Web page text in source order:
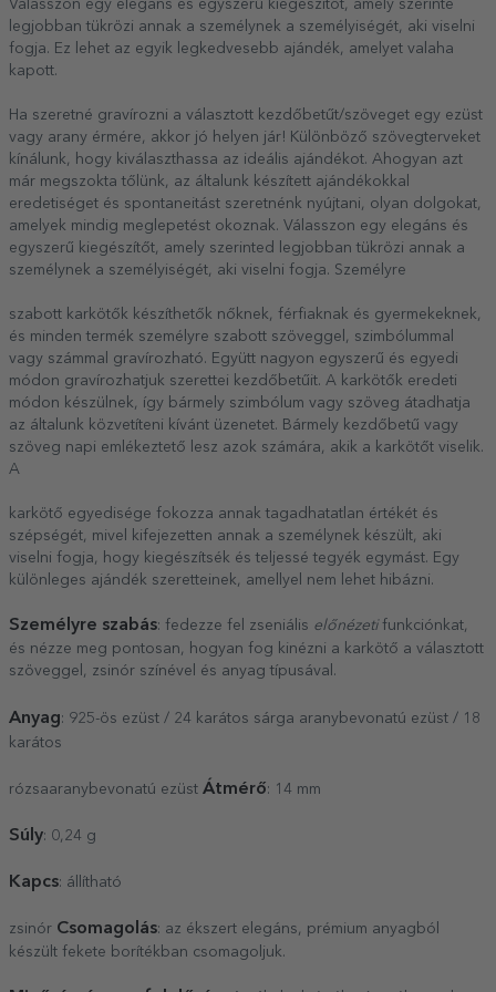
Válasszon egy elegáns és egyszerű kiegészítőt, amely szerinte
legjobban tükrözi annak a személynek a személyiségét, aki viselni
fogja. Ez lehet az egyik legkedvesebb ajándék, amelyet valaha
kapott.
Ha szeretné gravírozni a választott kezdőbetűt/szöveget egy ezüst
vagy arany érmére, akkor jó helyen jár! Különböző szövegterveket
kínálunk, hogy kiválaszthassa az ideális ajándékot. Ahogyan azt
már megszokta tőlünk, az általunk készített ajándékokkal
eredetiséget és spontaneitást szeretnénk nyújtani, olyan dolgokat,
amelyek mindig meglepetést okoznak. Válasszon egy elegáns és
egyszerű kiegészítőt, amely szerinted legjobban tükrözi annak a
személynek a személyiségét, aki viselni fogja. Személyre
szabott karkötők készíthetők nőknek, férfiaknak és gyermekeknek,
és minden termék személyre szabott szöveggel, szimbólummal
vagy számmal gravírozható. Együtt nagyon egyszerű és egyedi
módon gravírozhatjuk szerettei kezdőbetűit. A karkötők eredeti
módon készülnek, így bármely szimbólum vagy szöveg átadhatja
az általunk közvetíteni kívánt üzenetet. Bármely kezdőbetű vagy
szöveg napi emlékeztető lesz azok számára, akik a karkötőt viselik.
A
karkötő egyedisége fokozza annak tagadhatatlan értékét és
szépségét, mivel kifejezetten annak a személynek készült, aki
viselni fogja, hogy kiegészítsék és teljessé tegyék egymást. Egy
különleges ajándék szeretteinek, amellyel nem lehet hibázni.
Személyre szabás: fedezze fel zseniális előnézetifunkciónkat,
és nézze meg pontosan, hogyan fog kinézni a karkötő a választott
szöveggel, zsinór színével és anyag típusával.
Anyag: 925-ös ezüst / 24 karátos sárga aranybevonatú ezüst / 18
karátos
rózsaaranybevonatú ezüst Átmérő: 14 mm
Súly: 0,24 g
Kapcs: állítható
zsinór Csomagolás: az ékszert elegáns, prémium anyagból
készült fekete borítékban csomagoljuk.